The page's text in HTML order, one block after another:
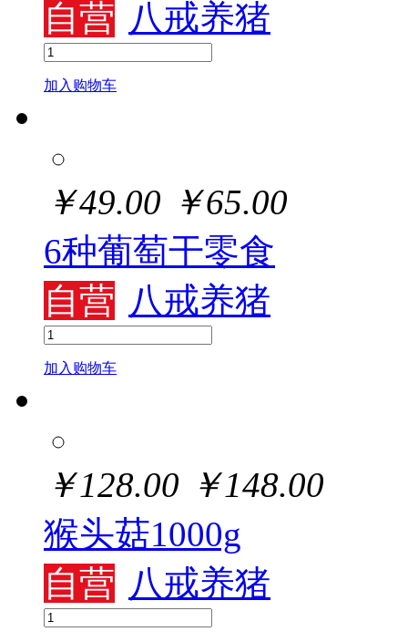
自营 八戒养猪
加入购物车
￥49.00 ￥65.00
6种葡萄干零食
自营 八戒养猪
加入购物车
￥128.00 ￥148.00
猴头菇1000g
自营 八戒养猪